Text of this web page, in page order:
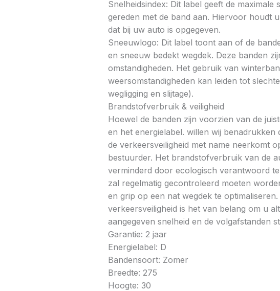
Snelheidsindex: Dit label geeft de maximale
gereden met de band aan. Hiervoor houdt
dat bij uw auto is opgegeven.
Sneeuwlogo: Dit label toont aan of de
en sneeuw bedekt wegdek. Deze banden
omstandigheden. Het gebruik van
weersomstandigheden kan leiden tot
wegligging en slijtage).
Brandstofverbruik & veiligheid
Hoewel de banden zijn voorzien van de
en het energielabel. willen wij
de verkeersveiligheid met name neerkomt
bestuurder. Het brandstofverbruik van de
verminderd door ecologisch verantwoord
zal regelmatig gecontroleerd moeten
en grip op een nat wegdek te
verkeersveiligheid is het van belang om u
aangegeven snelheid en de volgafstanden
Garantie: 2 jaar
Energielabel: D
Bandensoort: Zomer
Breedte: 275
Hoogte: 30